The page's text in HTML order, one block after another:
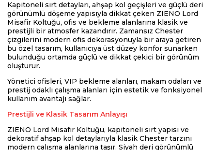
Kapitoneli sırt detayları, ahşap kol geçişleri ve güçlü deri
görünümlü döşeme yapısıyla dikkat çeken ZIENO Lord
Misafir Koltuğu, ofis ve bekleme alanlarına klasik ve
prestijli bir atmosfer kazandırır. Zamansız Chester
çizgilerini modern ofis dekorasyonuyla bir araya getiren
bu özel tasarım, kullanıcıya üst düzey konfor sunarken
bulunduğu ortamda güçlü ve dikkat çekici bir görünüm
oluşturur.
Yönetici ofisleri, VIP bekleme alanları, makam odaları ve
prestij odaklı çalışma alanları için estetik ve fonksiyonel
kullanım avantajı sağlar.
Prestijli ve Klasik Tasarım Anlayışı
ZIENO Lord Misafir Koltuğu, kapitoneli sırt yapısı ve
dekoratif ahşap kol detaylarıyla klasik Chester tarzını
modern çalışma alanlarına taşır. Siyah deri görünümlü